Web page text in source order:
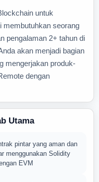
untuk
membutuhkan seorang
pengalaman 2+ tahun di
akan menjadi bagian
mengerjakan produk-
dengan
Utama
pintar yang aman dan
menggunakan Solidity
EVM